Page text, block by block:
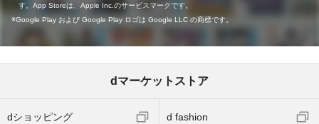
す。App Storeは、Apple Inc.のサービスマークです。
Google Play および Google Play ロゴは Google LLC の商標です。
dマーケットストア
dショッピング d fashion